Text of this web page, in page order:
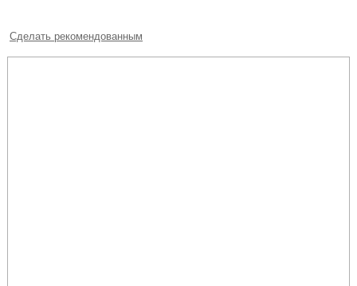
Сделать рекомендованным